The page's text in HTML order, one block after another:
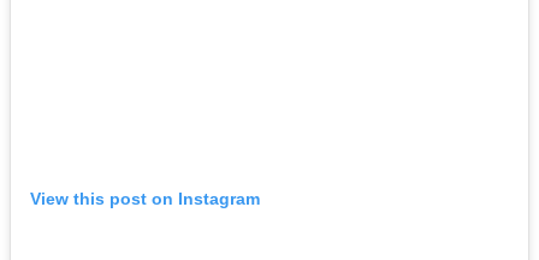
View this post on Instagram